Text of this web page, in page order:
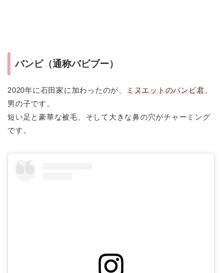
バンビ（通称バビブー）
2020年に石田家に加わったのが、 ミヌエットのバンビ君。
男の子です。
短い足と豪華な被毛、そして大きな鼻の穴がチャーミング
です。